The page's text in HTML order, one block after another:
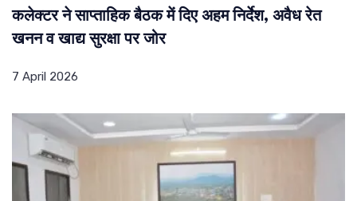
कलेक्टर ने साप्ताहिक बैठक में दिए अहम निर्देश, अवैध रेत
खनन व खाद्य सुरक्षा पर जोर
7 April 2026